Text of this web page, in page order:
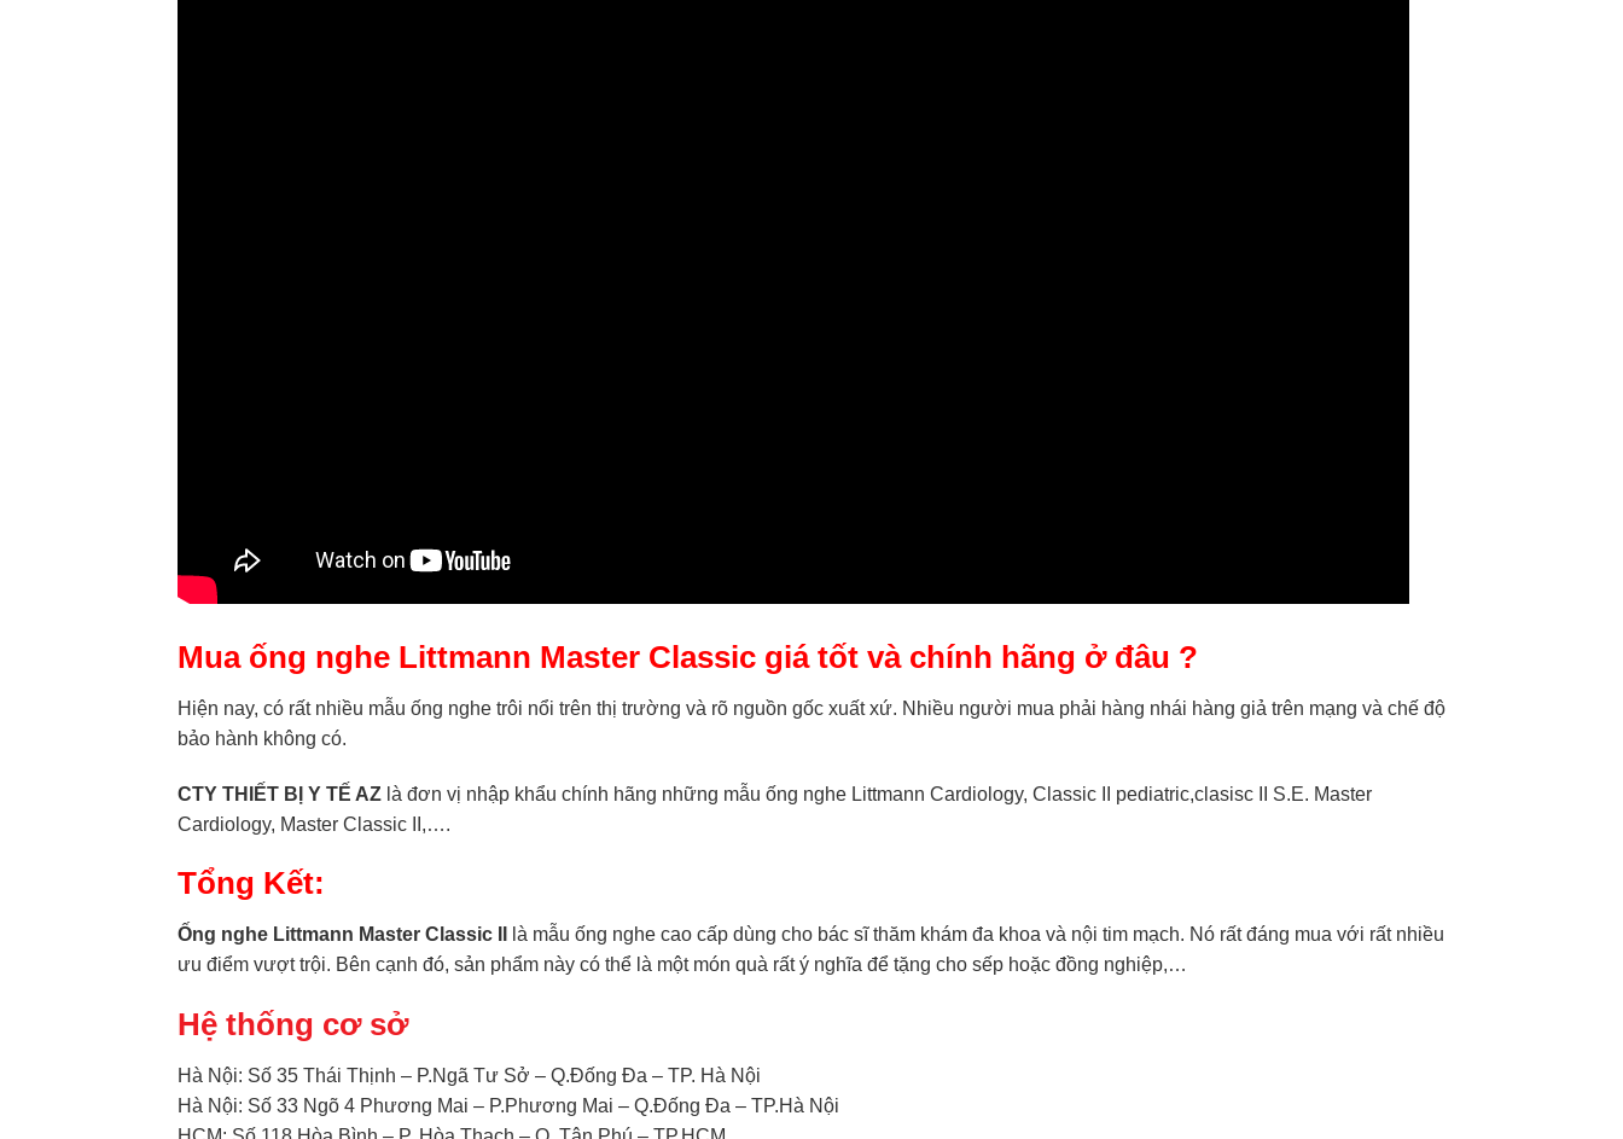
Mua ống nghe Littmann Master Classic giá tốt và chính hãng ở đâu ?
Hiện nay, có rất nhiều mẫu ống nghe trôi nổi trên thị trường và rõ nguồn gốc xuất xứ. Nhiều người mua phải hàng nhái hàng giả trên mạng và chế độ
bảo hành không có.
CTY THIẾT BỊ Y TẾ AZ là đơn vị nhập khẩu chính hãng những mẫu ống nghe Littmann Cardiology, Classic II pediatric,clasisc II S.E. Master
Cardiology, Master Classic II,….
Tổng Kết:
Ống nghe Littmann Master Classic II
là mẫu ống nghe cao cấp dùng cho bác sĩ thăm khám đa khoa và nội tim mạch. Nó rất đáng mua với rất nhiều
ưu điểm vượt trội. Bên cạnh đó, sản phẩm này có thể là một món quà rất ý nghĩa để tặng cho sếp hoặc đồng nghiệp,…
Hệ thống cơ sở
Hà Nội: Số 35 Thái Thịnh – P.Ngã Tư Sở – Q.Đống Đa – TP. Hà Nội
Hà Nội: Số 33 Ngõ 4 Phương Mai – P.Phương Mai – Q.Đống Đa – TP.Hà Nội